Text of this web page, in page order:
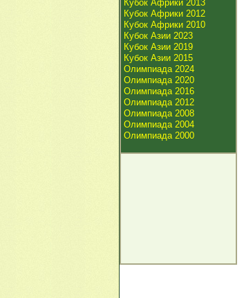
Кубок Африки 2013
Кубок Африки 2012
Кубок Африки 2010
Кубок Азии 2023
Кубок Азии 2019
Кубок Азии 2015
Олимпиада 2024
Олимпиада 2020
Олимпиада 2016
Олимпиада 2012
Олимпиада 2008
Олимпиада 2004
Олимпиада 2000